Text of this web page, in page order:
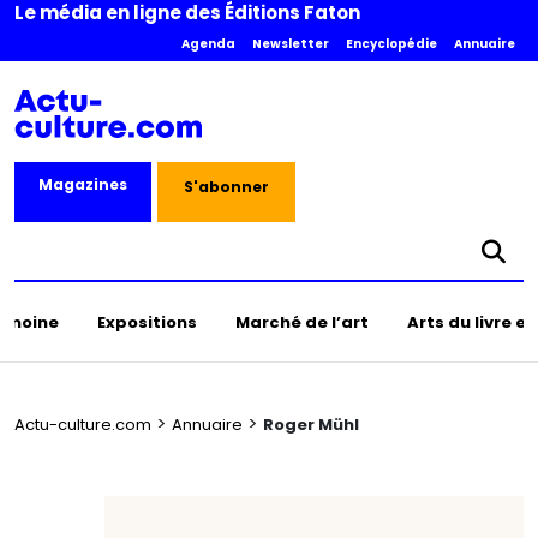
Le média en ligne des Éditions Faton
Agenda Newsletter Encyclopédie Annuaire
Magazines S'abonner
Expositions Marché de l’art Arts du livre
Actu-culture.com > Annuaire > Roger Mühl